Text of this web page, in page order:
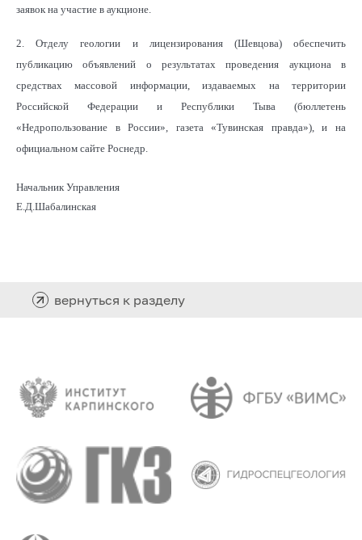
заявок на участие в аукционе.
2. Отделу геологии и лицензирования (Шевцова) обеспечить
публикацию объявлений о результатах проведения аукциона в
средствах массовой информации, издаваемых на территории
Российской Федерации и Республики Тыва (бюллетень
«Недропользование в России», газета «Тувинская правда»), и на
официальном сайте Роснедр.
Начальник Управления
Е.Д.Шабалинская
вернуться к разделу